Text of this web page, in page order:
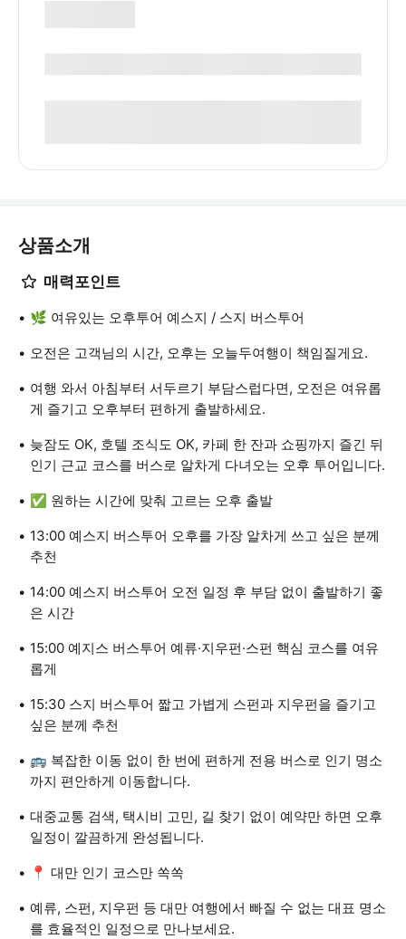
상품소개
매력포인트
🌿 여유있는 오후투어 예스지 / 스지 버스투어
오전은 고객님의 시간, 오후는 오늘두여행이 책임질게요.
여행 와서 아침부터 서두르기 부담스럽다면, 오전은 여유롭
게 즐기고 오후부터 편하게 출발하세요.
늦잠도 OK, 호텔 조식도 OK, 카페 한 잔과 쇼핑까지 즐긴 뒤
인기 근교 코스를 버스로 알차게 다녀오는 오후 투어입니다.
✅ 원하는 시간에 맞춰 고르는 오후 출발
13:00 예스지 버스투어 오후를 가장 알차게 쓰고 싶은 분께
추천
14:00 예스지 버스투어 오전 일정 후 부담 없이 출발하기 좋
은 시간
15:00 예지스 버스투어 예류·지우펀·스펀 핵심 코스를 여유
롭게
15:30 스지 버스투어 짧고 가볍게 스펀과 지우펀을 즐기고
싶은 분께 추천
🚌 복잡한 이동 없이 한 번에 편하게 전용 버스로 인기 명소
까지 편안하게 이동합니다.
대중교통 검색, 택시비 고민, 길 찾기 없이 예약만 하면 오후
일정이 깔끔하게 완성됩니다.
📍 대만 인기 코스만 쏙쏙
예류, 스펀, 지우펀 등 대만 여행에서 빠질 수 없는 대표 명소
를 효율적인 일정으로 만나보세요.